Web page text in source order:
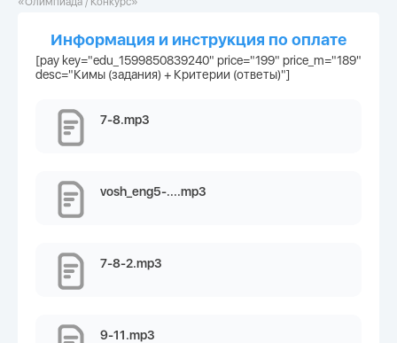
Информация и инструкция по оплате
[pay key="edu_1599850839240" price="199" price_m="189"
desc="Кимы (задания) + Критерии (ответы)"]
7-8.mp3
vosh_eng5-....mp3
7-8-2.mp3
9-11.mp3